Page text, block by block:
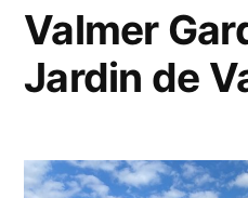
Valmer
Jardin de